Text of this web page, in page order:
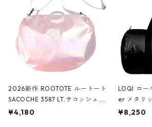
2026新作 ROOTOTE ルートート
SACOCHE 3587 LT.サコッシュ.ル
ミエ-B ショルダーバッグ グロスピ
¥4,180
LOQI ロ
er メタリ
ボストンバ
¥8,250